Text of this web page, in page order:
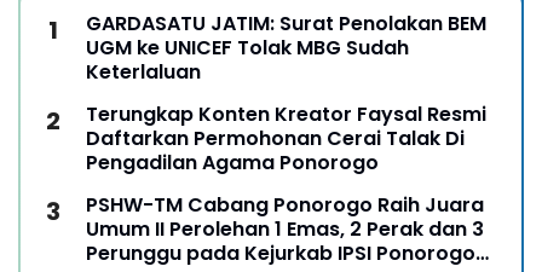
GARDASATU JATIM: Surat Penolakan BEM
UGM ke UNICEF Tolak MBG Sudah
Keterlaluan
Terungkap Konten Kreator Faysal Resmi
Daftarkan Permohonan Cerai Talak Di
Pengadilan Agama Ponorogo
PSHW-TM Cabang Ponorogo Raih Juara
Umum II Perolehan 1 Emas, 2 Perak dan 3
Perunggu pada Kejurkab IPSI Ponorogo